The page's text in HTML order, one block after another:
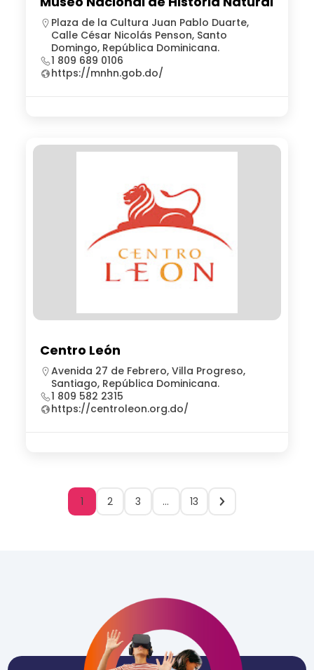
Plaza de la Cultura Juan Pablo Duarte,
Calle César Nicolás Penson, Santo
Domingo, República Dominicana.
1 809 689 0106
https://mnhn.gob.do/
Centro León
Avenida 27 de Febrero, Villa Progreso,
Santiago, República Dominicana.
1 809 582 2315
https://centroleon.org.do/
1 2 3 … 13